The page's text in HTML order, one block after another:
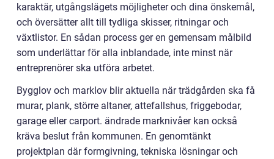
karaktär, utgångslägets möjligheter och dina önskemål,
och översätter allt till tydliga skisser, ritningar och
växtlistor. En sådan process ger en gemensam målbild
som underlättar för alla inblandade, inte minst när
entreprenörer ska utföra arbetet.
Bygglov och marklov blir aktuella när trädgården ska få
murar, plank, större altaner, attefallshus, friggebodar,
garage eller carport. ändrade marknivåer kan också
kräva beslut från kommunen. En genomtänkt
projektplan där formgivning, tekniska lösningar och